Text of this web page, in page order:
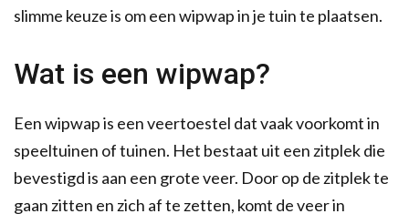
slimme keuze is om een wipwap in je tuin te plaatsen.
Wat is een wipwap?
Een wipwap is een veertoestel dat vaak voorkomt in
speeltuinen of tuinen. Het bestaat uit een zitplek die
bevestigd is aan een grote veer. Door op de zitplek te
gaan zitten en zich af te zetten, komt de veer in